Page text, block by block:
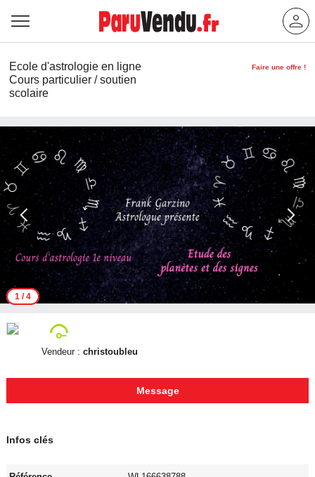
Ecole d'astrologie en ligne
Cours particulier / soutien
scolaire
Faire une offre !
1/ 4
Vendeur : christoubleu
Message
Infos clés